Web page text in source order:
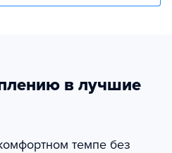
в лучшие
темпе без